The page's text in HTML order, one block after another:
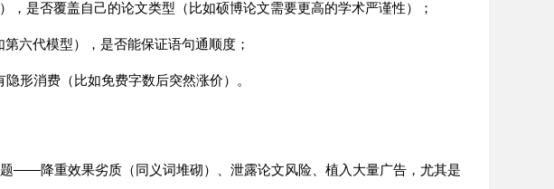
，是否覆盖自己的论文类型（比如硕博论文需要更高的学术严谨性）；
六代模型），是否能保证语句通顺度；
形消费（比如免费字数后突然涨价）。
——降重效果劣质（同义词堆砌）、泄露论文风险、植入大量广告，尤其是